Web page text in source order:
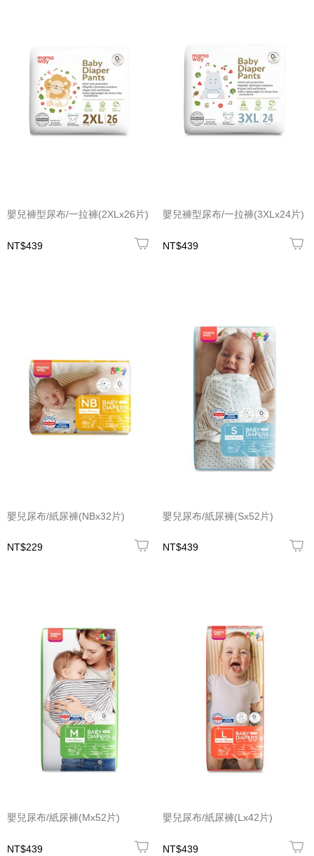
嬰兒褲型尿布/一拉褲(2XLx26片)
NT$439
嬰兒褲型尿布/一拉褲(3XLx24片)
NT$439
嬰兒尿布/紙尿褲(NBx32片)
NT$229
嬰兒尿布/紙尿褲(Sx52片)
NT$439
嬰兒尿布/紙尿褲(Mx52片)
NT$439
嬰兒尿布/紙尿褲(Lx42片)
NT$439